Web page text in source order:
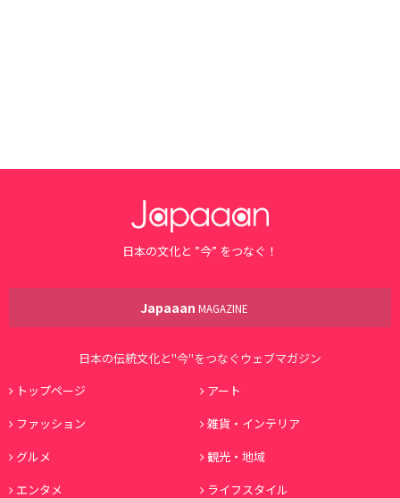
日本の文化と ”今” をつなぐ！
Japaaan MAGAZINE
日本の伝統文化と"今"をつなぐウェブマガジン
トップページ
アート
ファッション
雑貨・インテリア
グルメ
観光・地域
エンタメ
ライフスタイル